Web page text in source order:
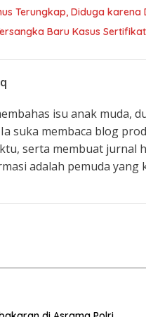
Terungkap, Diduga karena
Baru Kasus
isu anak muda,
suka membaca blog
serta membuat jurnal
adalah pemuda yang